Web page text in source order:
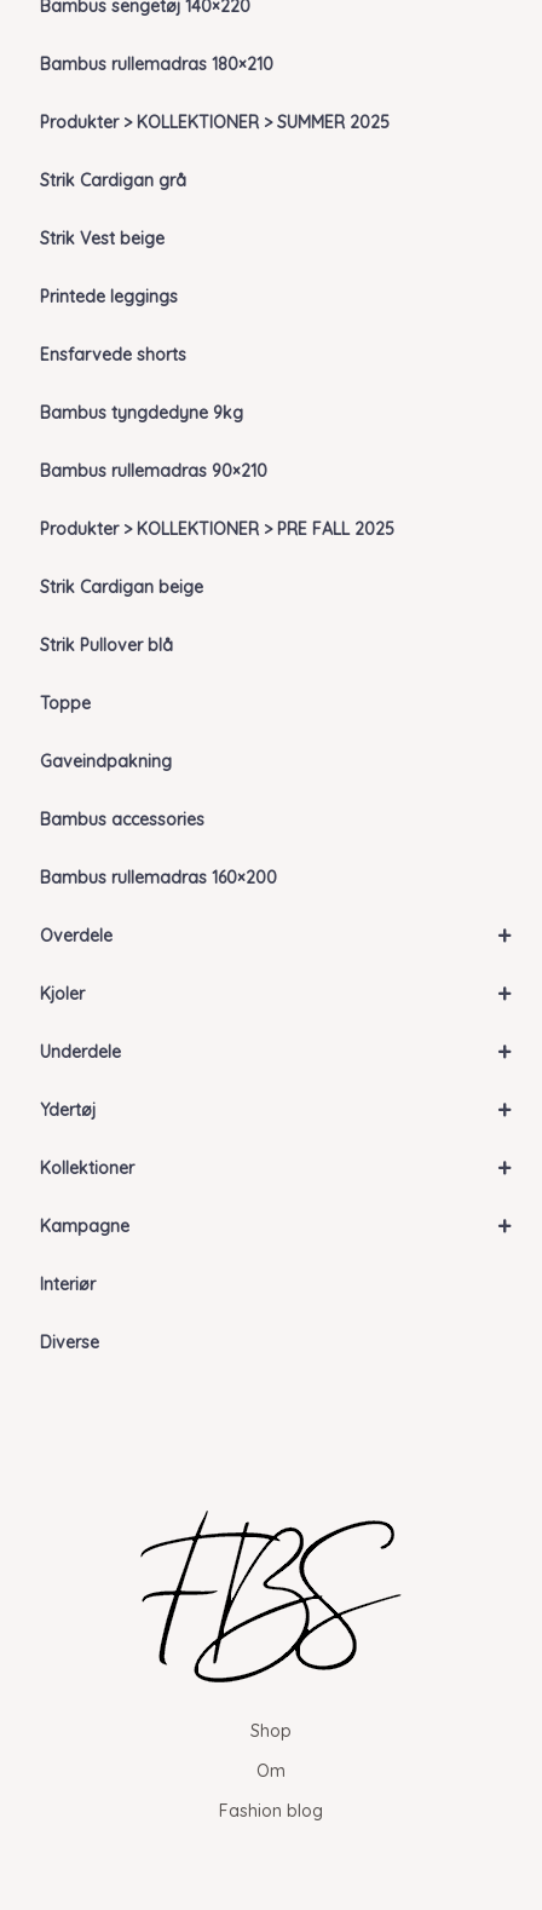
Bambus sengetøj 140×220
Bambus rullemadras 180×210
Produkter > KOLLEKTIONER > SUMMER 2025
Strik Cardigan grå
Strik Vest beige
Printede leggings
Ensfarvede shorts
Bambus tyngdedyne 9kg
Bambus rullemadras 90×210
Produkter > KOLLEKTIONER > PRE FALL 2025
Strik Cardigan beige
Strik Pullover blå
Toppe
Gaveindpakning
Bambus accessories
Bambus rullemadras 160×200
+
Overdele
+
Kjoler
+
Underdele
+
Ydertøj
+
Kollektioner
+
Kampagne
Interiør
Diverse
Shop
Om
Fashion blog